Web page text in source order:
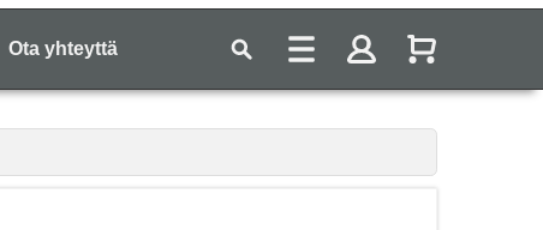
Ota yhteyttä